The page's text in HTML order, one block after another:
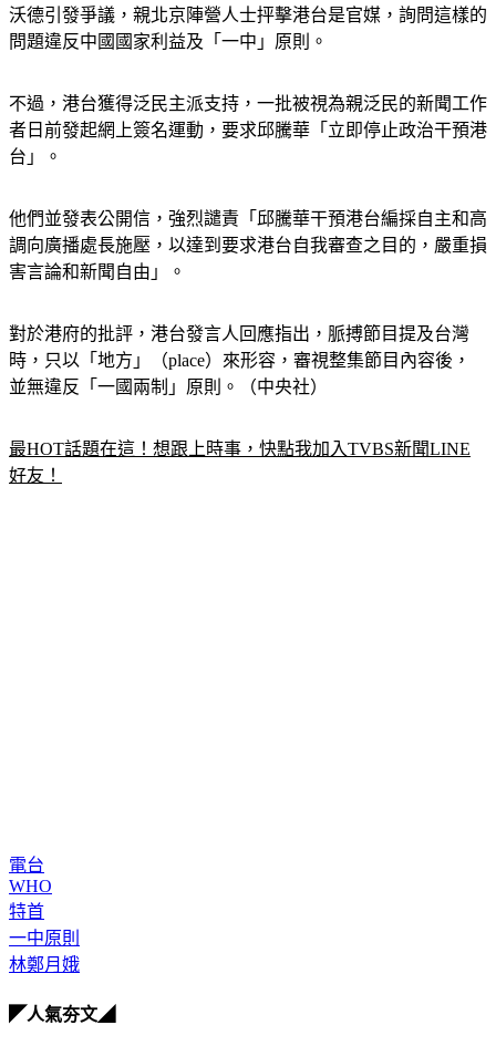
沃德引發爭議，親北京陣營人士抨擊港台是官媒，詢問這樣的
問題違反中國國家利益及「一中」原則。
不過，港台獲得泛民主派支持，一批被視為親泛民的新聞工作
者日前發起網上簽名運動，要求邱騰華「立即停止政治干預港
台」。
他們並發表公開信，強烈譴責「邱騰華干預港台編採自主和高
調向廣播處長施壓，以達到要求港台自我審查之目的，嚴重損
害言論和新聞自由」。
對於港府的批評，港台發言人回應指出，脈搏節目提及台灣
時，只以「地方」（place）來形容，審視整集節目內容後，
並無違反「一國兩制」原則。（中央社）
最HOT話題在這！想跟上時事，快點我加入TVBS新聞LINE
好友！
電台
WHO
特首
一中原則
林鄭月娥
◤人氣夯文◢